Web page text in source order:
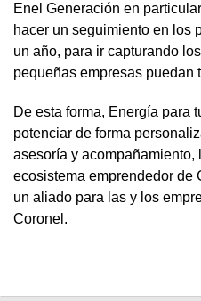
Enel Generación en
hacer un seguimiento en los
un año, para ir capturando
pequeñas empresas puedan
De esta forma, Energía para
potenciar de forma
asesoría y acompañamiento,
ecosistema emprendedor de
un aliado para las y los
Coronel.